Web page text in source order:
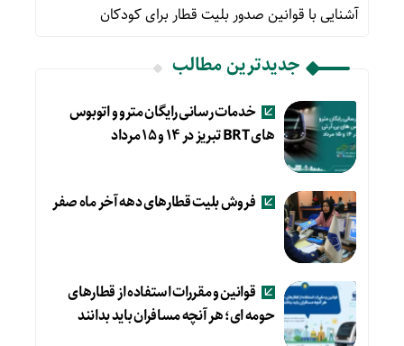
آشنایی با قوانین صدور بلیت قطار برای کودکان
جدیدترین مطالب
خدمات رسانی رایگان مترو و اتوبوس
های BRT تبریز در ۱۴ و ۱۵ مرداد
فروش بلیت قطارهای دهه آخر ماه صفر
قوانین و مقررات استفاده از قطارهای
حومه ای؛ هر آنچه مسافران باید بدانند